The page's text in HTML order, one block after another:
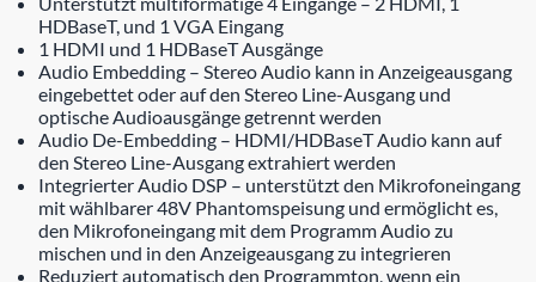
HDBaseT, und 1 VGA Eingang
1 HDMI und 1 HDBaseT Ausgänge
Audio Embedding – Stereo Audio kann in Anzeigeausgang
eingebettet oder auf den Stereo Line-Ausgang und
optische Audioausgänge getrennt werden
Audio De-Embedding – HDMI/HDBaseT Audio kann auf
den Stereo Line-Ausgang extrahiert werden
Integrierter Audio DSP – unterstützt den Mikrofoneingang
mit wählbarer 48V Phantomspeisung und ermöglicht es,
den Mikrofoneingang mit dem Programm Audio zu
mischen und in den Anzeigeausgang zu integrieren
Reduziert automatisch den Programmton, wenn ein